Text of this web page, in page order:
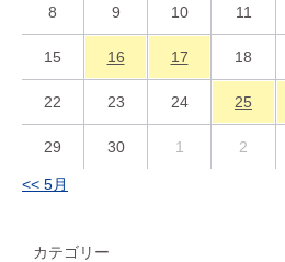
8 9 10 11
15 16 17 18
22 23 24 25
29 30 1 2
<< 5月
カテゴリー